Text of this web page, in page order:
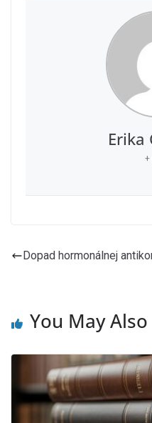
Erika
+
Dopad hormonálnej
You May